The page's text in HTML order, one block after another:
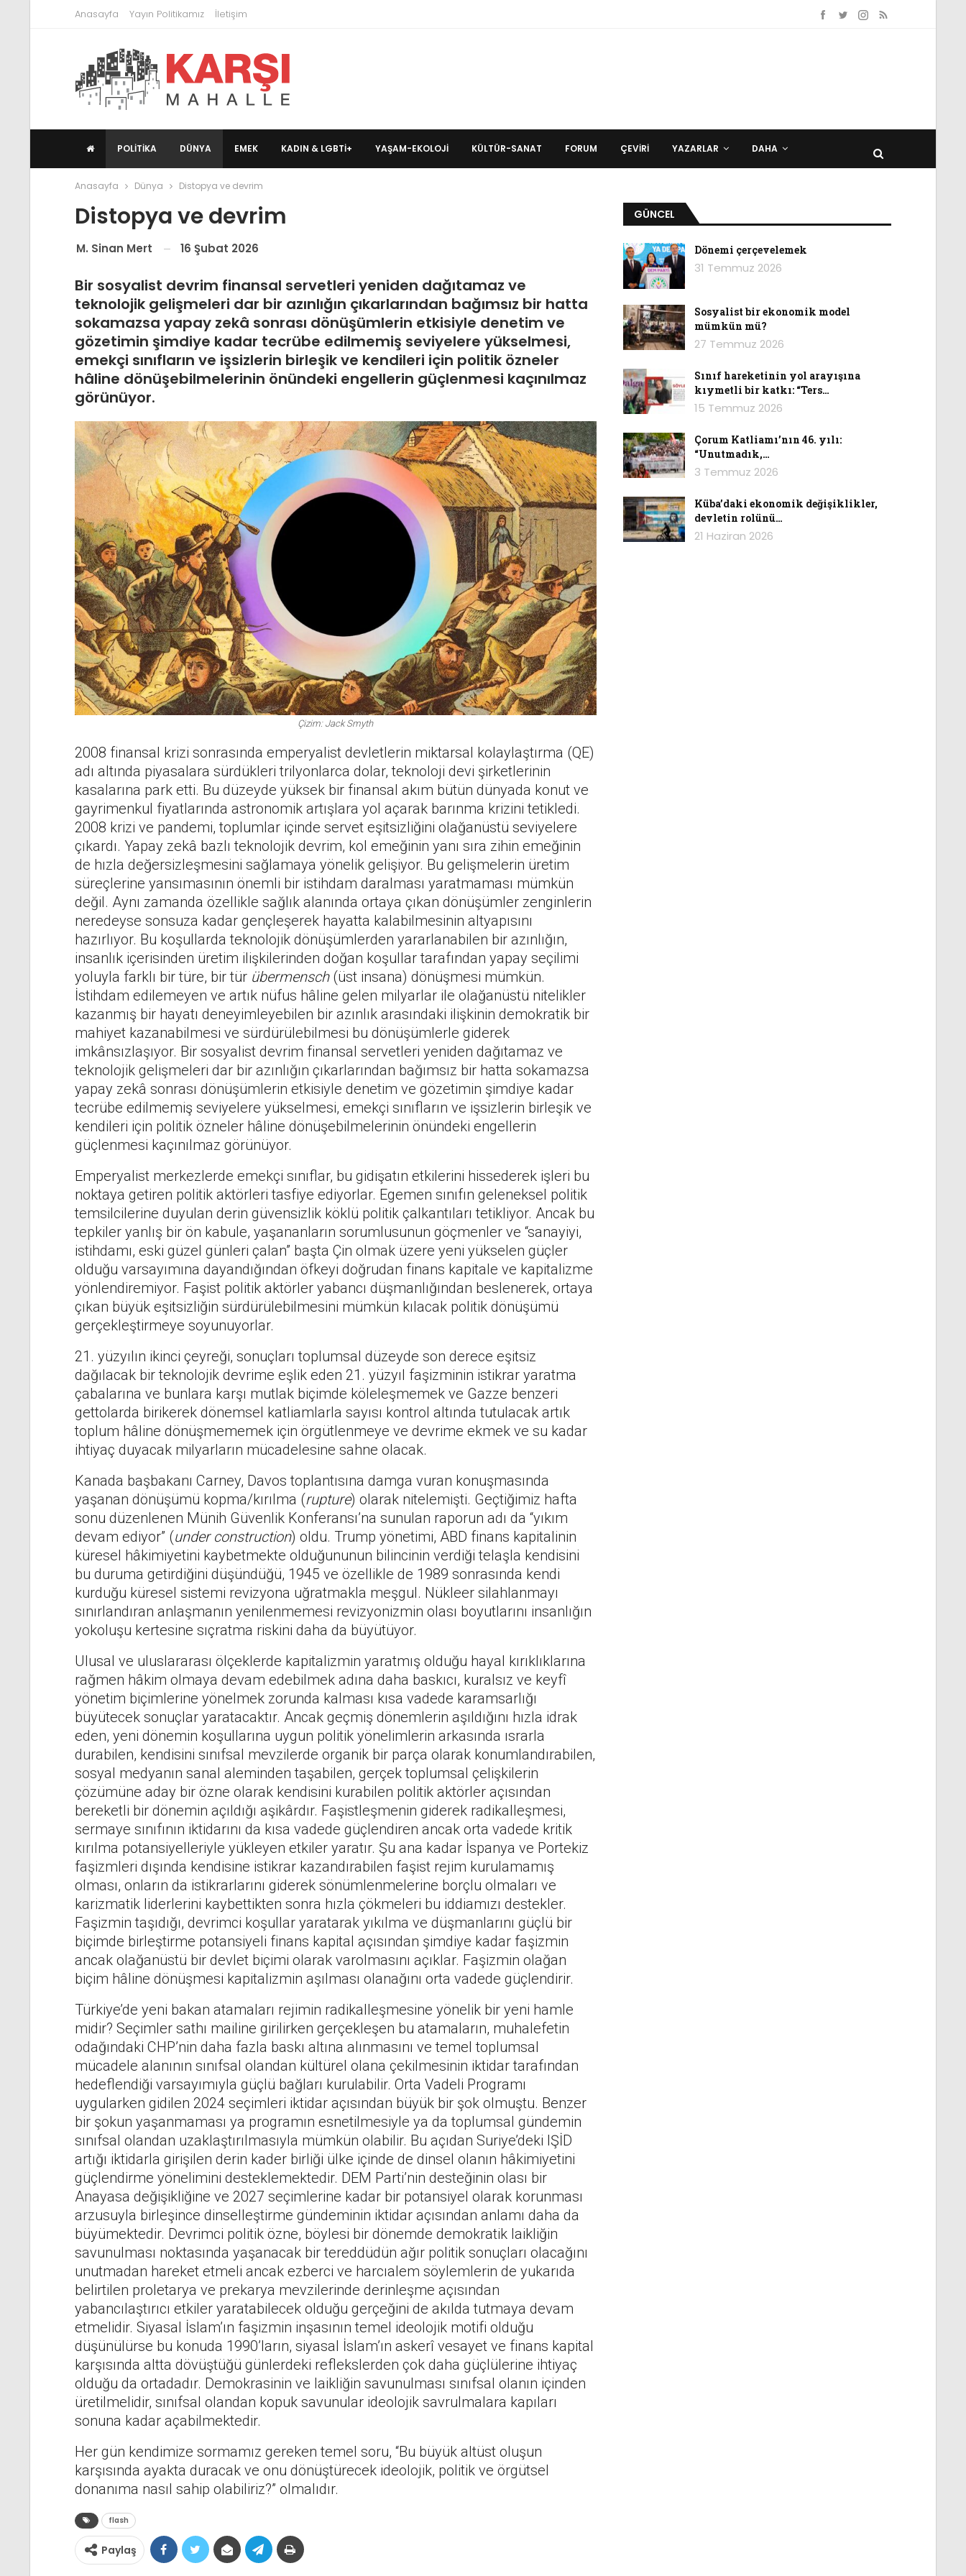
Anasayfa Yayın Politikamız İletişim
POLITIKA DÜNYA EMEK KADIN & LGBTİ+ YAŞAM-EKOLOJI KÜLTÜR-SANAT FORUM ÇEVIRI YAZARLAR DAHA
Anasayfa Dünya Distopya ve devrim
Distopya ve devrim
M. Sinan Mert 16 Şubat 2026
Bir sosyalist devrim finansal servetleri yeniden dağıtamaz ve
teknolojik gelişmeleri dar bir azınlığın çıkarlarından bağımsız bir hatta
sokamazsa yapay zekâ sonrası dönüşümlerin etkisiyle denetim ve
gözetimin şimdiye kadar tecrübe edilmemiş seviyelere yükselmesi,
emekçi sınıfların ve işsizlerin birleşik ve kendileri için politik özneler
hâline dönüşebilmelerinin önündeki engellerin güçlenmesi kaçınılmaz
görünüyor.
Çizim: Jack Smyth
2008 finansal krizi sonrasında emperyalist devletlerin miktarsal kolaylaştırma (QE)
adı altında piyasalara sürdükleri trilyonlarca dolar, teknoloji devi şirketlerinin
kasalarına park etti. Bu düzeyde yüksek bir finansal akım bütün dünyada konut ve
gayrimenkul fiyatlarında astronomik artışlara yol açarak barınma krizini tetikledi.
2008 krizi ve pandemi, toplumlar içinde servet eşitsizliğini olağanüstü seviyelere
çıkardı. Yapay zekâ bazlı teknolojik devrim, kol emeğinin yanı sıra zihin emeğinin
de hızla değersizleşmesini sağlamaya yönelik gelişiyor. Bu gelişmelerin üretim
süreçlerine yansımasının önemli bir istihdam daralması yaratmaması mümkün
değil. Aynı zamanda özellikle sağlık alanında ortaya çıkan dönüşümler zenginlerin
neredeyse sonsuza kadar gençleşerek hayatta kalabilmesinin altyapısını
hazırlıyor. Bu koşullarda teknolojik dönüşümlerden yararlanabilen bir azınlığın,
insanlık içerisinden üretim ilişkilerinden doğan koşullar tarafından yapay seçilimi
yoluyla farklı bir türe, bir tür übermensch(üst insana) dönüşmesi mümkün.
İstihdam edilemeyen ve artık nüfus hâline gelen milyarlar ile olağanüstü nitelikler
kazanmış bir hayatı deneyimleyebilen bir azınlık arasındaki ilişkinin demokratik bir
mahiyet kazanabilmesi ve sürdürülebilmesi bu dönüşümlerle giderek
imkânsızlaşıyor. Bir sosyalist devrim finansal servetleri yeniden dağıtamaz ve
teknolojik gelişmeleri dar bir azınlığın çıkarlarından bağımsız bir hatta sokamazsa
yapay zekâ sonrası dönüşümlerin etkisiyle denetim ve gözetimin şimdiye kadar
tecrübe edilmemiş seviyelere yükselmesi, emekçi sınıfların ve işsizlerin birleşik ve
kendileri için politik özneler hâline dönüşebilmelerinin önündeki engellerin
güçlenmesi kaçınılmaz görünüyor.
Emperyalist merkezlerde emekçi sınıflar, bu gidişatın etkilerini hissederek işleri bu
noktaya getiren politik aktörleri tasfiye ediyorlar. Egemen sınıfın geleneksel politik
temsilcilerine duyulan derin güvensizlik köklü politik çalkantıları tetikliyor. Ancak bu
tepkiler yanlış bir ön kabule, yaşananların sorumlusunun göçmenler ve “sanayiyi,
istihdamı, eski güzel günleri çalan” başta Çin olmak üzere yeni yükselen güçler
olduğu varsayımına dayandığından öfkeyi doğrudan finans kapitale ve kapitalizme
yönlendiremiyor. Faşist politik aktörler yabancı düşmanlığından beslenerek, ortaya
çıkan büyük eşitsizliğin sürdürülebilmesini mümkün kılacak politik dönüşümü
gerçekleştirmeye soyunuyorlar.
21. yüzyılın ikinci çeyreği, sonuçları toplumsal düzeyde son derece eşitsiz
dağılacak bir teknolojik devrime eşlik eden 21. yüzyıl faşizminin istikrar yaratma
çabalarına ve bunlara karşı mutlak biçimde köleleşmemek ve Gazze benzeri
gettolarda birikerek dönemsel katliamlarla sayısı kontrol altında tutulacak artık
toplum hâline dönüşmememek için örgütlenmeye ve devrime ekmek ve su kadar
ihtiyaç duyacak milyarların mücadelesine sahne olacak.
Kanada başbakanı Carney, Davos toplantısına damga vuran konuşmasında
yaşanan dönüşümü kopma/kırılma (rupture) olarak nitelemişti. Geçtiğimiz hafta
sonu düzenlenen Münih Güvenlik Konferansı’na sunulan raporun adı da “yıkım
devam ediyor” (under construction) oldu. Trump yönetimi, ABD finans kapitalinin
küresel hâkimiyetini kaybetmekte olduğununun bilincinin verdiği telaşla kendisini
bu duruma getirdiğini düşündüğü, 1945 ve özellikle de 1989 sonrasında kendi
kurduğu küresel sistemi revizyona uğratmakla meşgul. Nükleer silahlanmayı
sınırlandıran anlaşmanın yenilenmemesi revizyonizmin olası boyutlarını insanlığın
yokoluşu kertesine sıçratma riskini daha da büyütüyor.
Ulusal ve uluslararası ölçeklerde kapitalizmin yaratmış olduğu hayal kırıklıklarına
rağmen hâkim olmaya devam edebilmek adına daha baskıcı, kuralsız ve keyfî
yönetim biçimlerine yönelmek zorunda kalması kısa vadede karamsarlığı
büyütecek sonuçlar yaratacaktır. Ancak geçmiş dönemlerin aşıldığını hızla idrak
eden, yeni dönemin koşullarına uygun politik yönelimlerin arkasında ısrarla
durabilen, kendisini sınıfsal mevzilerde organik bir parça olarak konumlandırabilen,
sosyal medyanın sanal aleminden taşabilen, gerçek toplumsal çelişkilerin
çözümüne aday bir özne olarak kendisini kurabilen politik aktörler açısından
bereketli bir dönemin açıldığı aşikârdır. Faşistleşmenin giderek radikalleşmesi,
sermaye sınıfının iktidarını da kısa vadede güçlendiren ancak orta vadede kritik
kırılma potansiyelleriyle yükleyen etkiler yaratır. Şu ana kadar İspanya ve Portekiz
faşizmleri dışında kendisine istikrar kazandırabilen faşist rejim kurulamamış
olması, onların da istikrarlarını giderek sönümlenmelerine borçlu olmaları ve
karizmatik liderlerini kaybettikten sonra hızla çökmeleri bu iddiamızı destekler.
Faşizmin taşıdığı, devrimci koşullar yaratarak yıkılma ve düşmanlarını güçlü bir
biçimde birleştirme potansiyeli finans kapital açısından şimdiye kadar faşizmin
ancak olağanüstü bir devlet biçimi olarak varolmasını açıklar. Faşizmin olağan
biçim hâline dönüşmesi kapitalizmin aşılması olanağını orta vadede güçlendirir.
Türkiye’de yeni bakan atamaları rejimin radikalleşmesine yönelik bir yeni hamle
midir? Seçimler sathı mailine girilirken gerçekleşen bu atamaların, muhalefetin
odağındaki CHP’nin daha fazla baskı altına alınmasını ve temel toplumsal
mücadele alanının sınıfsal olandan kültürel olana çekilmesinin iktidar tarafından
hedeflendiği varsayımıyla güçlü bağları kurulabilir. Orta Vadeli Programı
uygularken gidilen 2024 seçimleri iktidar açısından büyük bir şok olmuştu. Benzer
bir şokun yaşanmaması ya programın esnetilmesiyle ya da toplumsal gündemin
sınıfsal olandan uzaklaştırılmasıyla mümkün olabilir. Bu açıdan Suriye’deki IŞİD
artığı iktidarla girişilen derin kader birliği ülke içinde de dinsel olanın hâkimiyetini
güçlendirme yönelimini desteklemektedir. DEM Parti’nin desteğinin olası bir
Anayasa değişikliğine ve 2027 seçimlerine kadar bir potansiyel olarak korunması
arzusuyla birleşince dinselleştirme gündeminin iktidar açısından anlamı daha da
büyümektedir. Devrimci politik özne, böylesi bir dönemde demokratik laikliğin
savunulması noktasında yaşanacak bir tereddüdün ağır politik sonuçları olacağını
unutmadan hareket etmeli ancak ezberci ve harcıalem söylemlerin de yukarıda
belirtilen proletarya ve prekarya mevzilerinde derinleşme açısından
yabancılaştırıcı etkiler yaratabilecek olduğu gerçeğini de akılda tutmaya devam
etmelidir. Siyasal İslam’ın faşizmin inşasının temel ideolojik motifi olduğu
düşünülürse bu konuda 1990’ların, siyasal İslam’ın askerî vesayet ve finans kapital
karşısında altta dövüştüğü günlerdeki reflekslerden çok daha güçlülerine ihtiyaç
olduğu da ortadadır. Demokrasinin ve laikliğin savunulması sınıfsal olanın içinden
üretilmelidir, sınıfsal olandan kopuk savunular ideolojik savrulmalara kapıları
sonuna kadar açabilmektedir.
Her gün kendimize sormamız gereken temel soru, “Bu büyük altüst oluşun
karşısında ayakta duracak ve onu dönüştürecek ideolojik, politik ve örgütsel
donanıma nasıl sahip olabiliriz?” olmalıdır.
flash
Paylaş
GÜNCEL
Dönemi çerçevelemek
31 Temmuz 2026
Sosyalist bir ekonomik model
mümkün mü?
27 Temmuz 2026
Sınıf hareketinin yol arayışına
kıymetli bir katkı: “Ters…
15 Temmuz 2026
Çorum Katliamı’nın 46. yılı:
“Unutmadık,…
3 Temmuz 2026
Küba’daki ekonomik değişiklikler,
devletin rolünü…
21 Haziran 2026